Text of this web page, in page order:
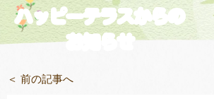
支援事例
ハッピーテラスからの
お知らせ
＜ 前の記事へ